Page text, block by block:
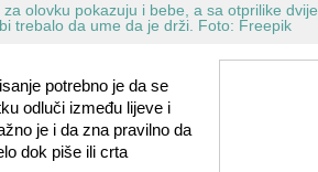
olovku pokazuju i bebe, a sa otprilike dvije
trebalo da ume da je drži. Foto: Freepik
potrebno je da se
odluči između lijeve i
je i da zna pravilno da
dok piše ili crta